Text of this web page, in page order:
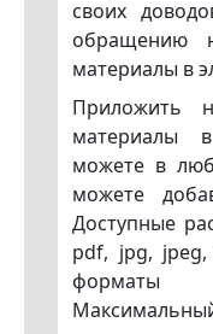
своих
обращению
материалы в
Приложить
материалы
можете в
можете
Доступные
pdf, jpg,
форматы